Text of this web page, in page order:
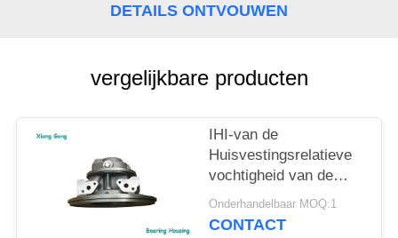
DETAILS ONTVOUWEN
vergelijkbare producten
IHI-van de
Huisvestingsrelatieve
vochtigheid van de
MENSEN de
Turbocompressor
Onderhandelbaar MOQ:1
CONTACT